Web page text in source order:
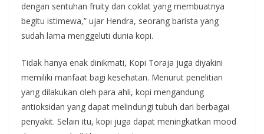
dengan sentuhan fruity dan coklat yang membuatnya
begitu istimewa,” ujar Hendra, seorang barista yang
sudah lama menggeluti dunia kopi.
Tidak hanya enak dinikmati, Kopi Toraja juga diyakini
memiliki manfaat bagi kesehatan. Menurut penelitian
yang dilakukan oleh para ahli, kopi mengandung
antioksidan yang dapat melindungi tubuh dari berbagai
penyakit. Selain itu, kopi juga dapat meningkatkan mood